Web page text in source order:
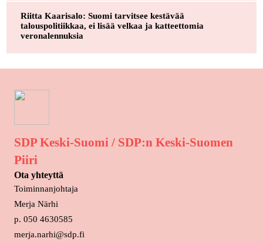
Riitta Kaarisalo: Suomi tarvitsee kestävää
talouspolitiikkaa, ei lisää velkaa ja katteettomia
veronalennuksia
SDP Keski-Suomi / SDP:n Keski-Suomen
Piiri
Ota yhteyttä
Toiminnanjohtaja
Merja Närhi
p. 050 4630585
merja.narhi@sdp.fi